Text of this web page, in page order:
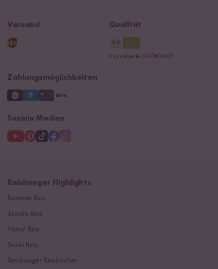
Kontaktformular
Navacopah
Reishunger Gutscheine
B2B
Datenschutzerklärung
Versand Qualität
Kontrollstelle: DE-ÖKO-005
Zahlungsmöglichkeiten
Soziale Medien
Reishunger Highlights
Basmati Reis
Jasmin Reis
Natur Reis
Sushi Reis
Reishunger Reiskocher